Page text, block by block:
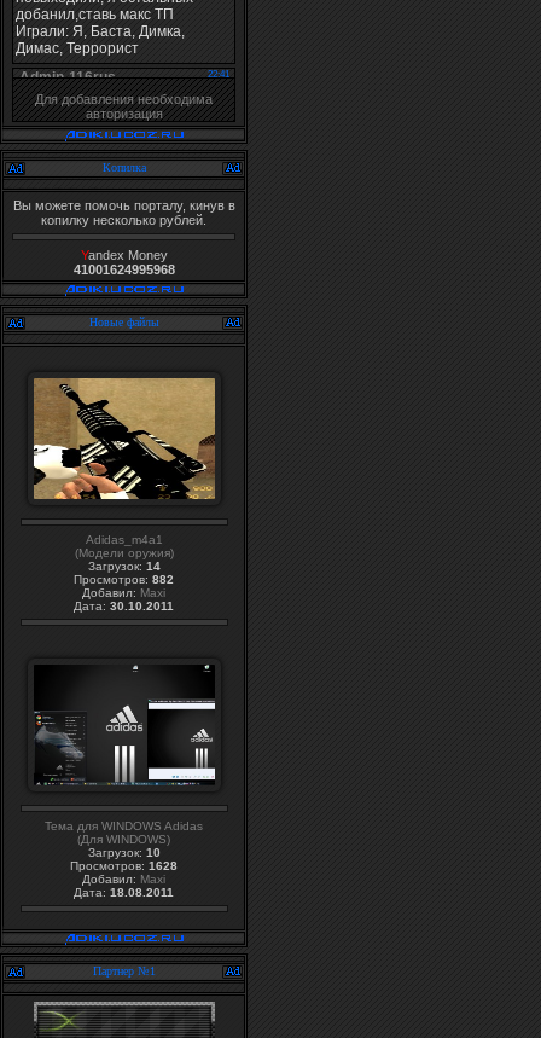
Для добавления необходима
авторизация
Копилка
Вы можете помочь порталу, кинув в
копилку несколько рублей.
Yandex Money
41001624995968
Новые файлы
Adidas_m4a1
(Модели оружия)
Загрузок: 14
Просмотров: 882
Добавил: Maxi
Дата: 30.10.2011
Тема для WINDOWS Adidas
(Для WINDOWS)
Загрузок: 10
Просмотров: 1628
Добавил: Maxi
Дата: 18.08.2011
Партнер №1